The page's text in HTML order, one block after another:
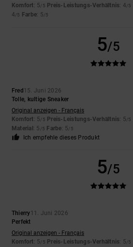
Komfort: 5/5 Preis-Leistungs-Verhältnis: 4/5
4/5 Farbe: 5/5
5/5
Fred 15. Juni 2026
Tolle, kultige Sneaker
Original anzeigen - Français
Komfort: 5/5 Preis-Leistungs-Verhältnis: 5/5
Material : 5 /5 Farbe: 5/5
Ich empfehle dieses Produkt
5/5
Thierry11. Juni 2026
Perfekt
Original anzeigen - Français
Komfort: 5/5 Preis-Leistungs-Verhältnis: 5/5